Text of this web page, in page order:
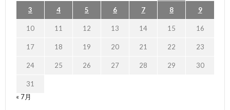
3 4 5 6 7 8 9
10 11 12 13 14 15 16
17 18 19 20 21 22 23
24 25 26 27 28 29 30
31
« 7月